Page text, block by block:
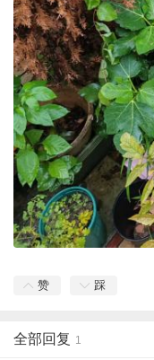
赞 踩
全部回复 1